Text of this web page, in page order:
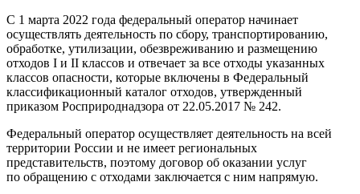
С 1 марта 2022 года федеральный оператор начинает
осуществлять деятельность по сбору, транспортированию,
обработке, утилизации, обезвреживанию и размещению
отходов I и II классов и отвечает за все отходы указанных
классов опасности, которые включены в Федеральный
классификационный каталог отходов, утвержденный
приказом Росприроднадзора от 22.05.2017 № 242.
Федеральный оператор осуществляет деятельность на всей
территории России и не имеет региональных
представительств, поэтому договор об оказании услуг
по обращению с отходами заключается с ним напрямую.